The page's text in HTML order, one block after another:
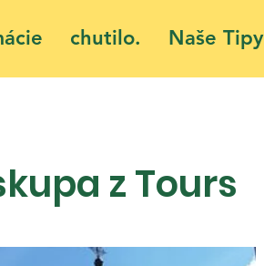
chutilo. Naše Tipy
z Tours